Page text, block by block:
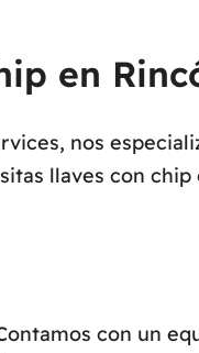
en
nos
llaves con
con un